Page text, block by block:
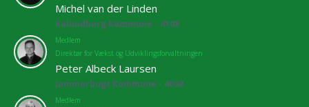
Michel van der Linden
Kalundborg Kommune - 4108
Medlem
Direktør for Vækst og Udviklingsforvaltningen
Peter Albeck Laursen
Jammerbugt Kommune - 4068
Medlem